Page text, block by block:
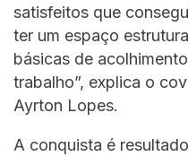
satisfeitos que
ter um espaço
básicas de
trabalho”, explica o
Ayrton Lopes.
A conquista é